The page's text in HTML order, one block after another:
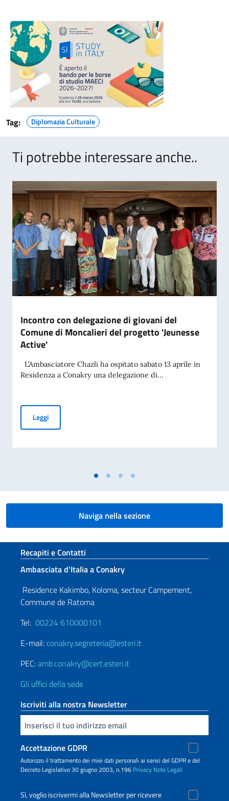
Tag: Diplomazia Culturale
Ti potrebbe interessare anche..
Incontro con delegazione di giovani del
Comune di Moncalieri del progetto 'Jeunesse
Active'
L’Ambasciatore Chazli ha ospitato sabato 13 aprile in
Residenza a Conakry una delegazione di...
LeggiIncontro con delegazione di giovani del Comune di
Naviga nella sezione
Sezione footer
Recapiti e Contatti
Ambasciata d’Italia a Conakry
Residence Kakimbo, Koloma, secteur Campement,
Commune de Ratoma
Tel: 00224 610000101
E-mail: conakry.segreteria@esteri.it
PEC:amb.conakry@cert.esteri.it
Gli uffici della sede
Iscriviti alla nostra Newsletter
Inserisci la tua email
Accettazione GDPR
Autorizzo il trattamento dei miei dati personali ai sensi del GDPR e del
Decreto Legislativo 30 giugno 2003, n.196 Privacy Note Legali
Sì, voglio iscrivermi alla Newsletter per ricevere